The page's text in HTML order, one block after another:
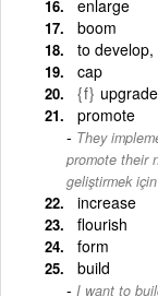
enlarge
boom
to
cap
{f} upgrade
promote
They
promote their
geliştirmek için
increase
flourish
form
build
I want to